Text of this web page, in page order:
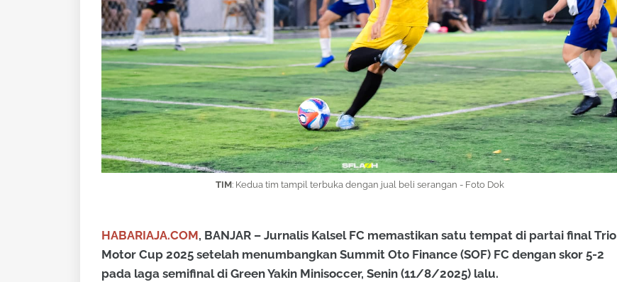
TIM: Kedua tim tampil terbuka dengan jual beli serangan - Foto Dok
HABARIAJA.COM, BANJAR – Jurnalis Kalsel FC memastikan satu tempat di partai final Trio
Motor Cup 2025 setelah menumbangkan Summit Oto Finance (SOF) FC dengan skor 5-2
pada laga semifinal di Green Yakin Minisoccer, Senin (11/8/2025) lalu.